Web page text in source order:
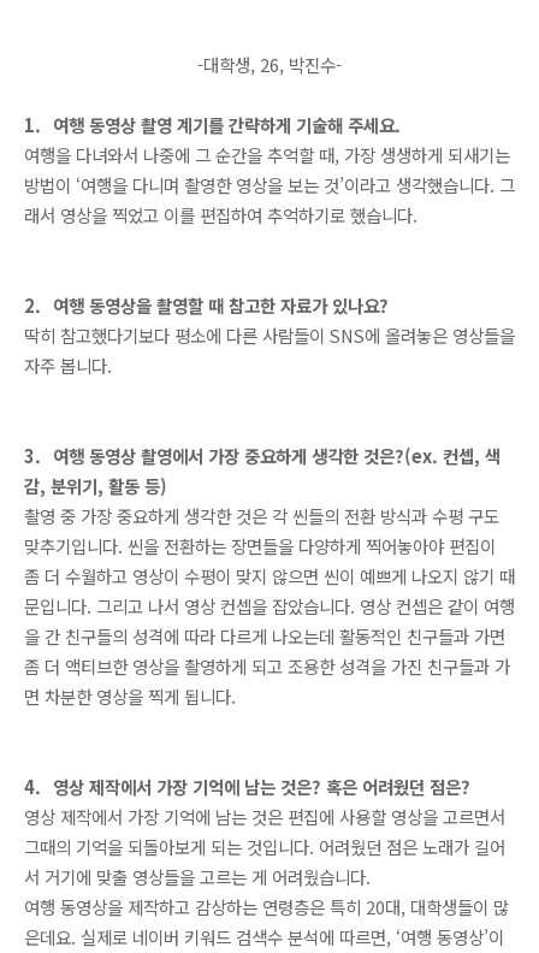
-대학생, 26, 박진수-
1. 여행 동영상 촬영 계기를 간략하게 기술해 주세요.
여행을 다녀와서 나중에 그 순간을 추억할 때, 가장 생생하게 되새기는
방법이 ‘여행을 다니며 촬영한 영상을 보는 것’이라고 생각했습니다. 그
래서 영상을 찍었고 이를 편집하여 추억하기로 했습니다.
2. 여행 동영상을 촬영할 때 참고한 자료가 있나요?
딱히 참고했다기보다 평소에 다른 사람들이 SNS에 올려놓은 영상들을
자주 봅니다.
3. 여행 동영상 촬영에서 가장 중요하게 생각한 것은?(ex. 컨셉, 색
감, 분위기, 활동 등)
촬영 중 가장 중요하게 생각한 것은 각 씬들의 전환 방식과 수평 구도
맞추기입니다. 씬을 전환하는 장면들을 다양하게 찍어놓아야 편집이
좀 더 수월하고 영상이 수평이 맞지 않으면 씬이 예쁘게 나오지 않기 때
문입니다. 그리고 나서 영상 컨셉을 잡았습니다. 영상 컨셉은 같이 여행
을 간 친구들의 성격에 따라 다르게 나오는데 활동적인 친구들과 가면
좀 더 액티브한 영상을 촬영하게 되고 조용한 성격을 가진 친구들과 가
면 차분한 영상을 찍게 됩니다.
4. 영상 제작에서 가장 기억에 남는 것은? 혹은 어려웠던 점은?
영상 제작에서 가장 기억에 남는 것은 편집에 사용할 영상을 고르면서
그때의 기억을 되돌아보게 되는 것입니다. 어려웠던 점은 노래가 길어
서 거기에 맞출 영상들을 고르는 게 어려웠습니다.
여행 동영상을 제작하고 감상하는 연령층은 특히 20대, 대학생들이 많
은데요. 실제로 네이버 키워드 검색수 분석에 따르면, ‘여행 동영상’이